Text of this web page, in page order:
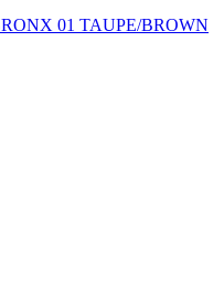
01 TAUPE/BROWN